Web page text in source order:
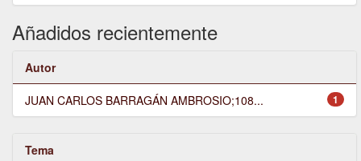
Añadidos recientemente
Autor
1
JUAN CARLOS BARRAGÁN AMBROSIO;108...
Tema